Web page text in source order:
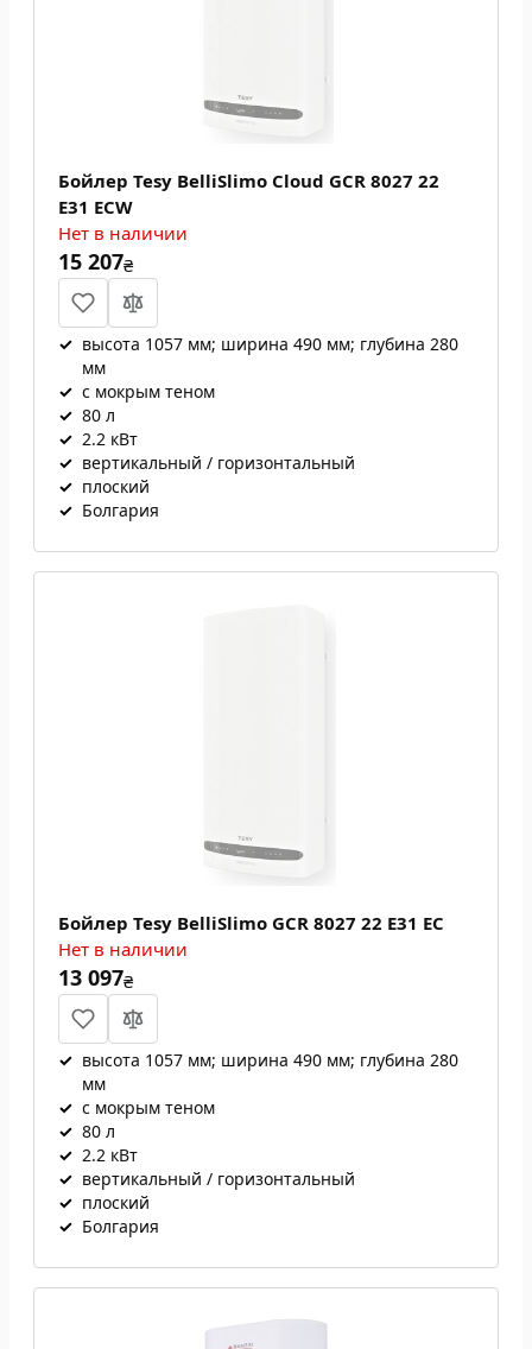
Бойлер Tesy BelliSlimo Cloud GCR 8027 22
E31 ECW
Нет в наличии
15 207₴
✓ высота 1057 мм; ширина 490 мм; глубина 280
мм
✓ с мокрым теном
✓ 80 л
✓ 2.2 кВт
✓ вертикальный / горизонтальный
✓ плоский
✓ Болгария
Бойлер Tesy BelliSlimo GCR 8027 22 E31 EC
Нет в наличии
13 097₴
✓ высота 1057 мм; ширина 490 мм; глубина 280
мм
✓ с мокрым теном
✓ 80 л
✓ 2.2 кВт
✓ вертикальный / горизонтальный
✓ плоский
✓ Болгария